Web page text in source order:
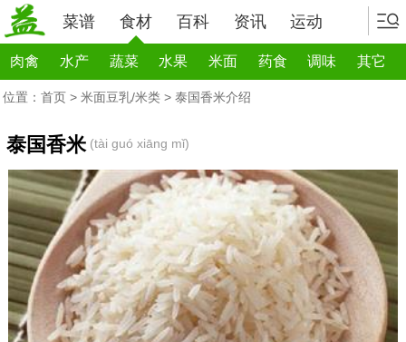
菜谱 食材 百科 资讯 运动
肉禽 水产 蔬菜 水果 米面 药食 调味 其它
位置： 首页 > 米面豆乳/米类 > 泰国香米介绍
泰国香米 (tài guó xiāng mǐ)